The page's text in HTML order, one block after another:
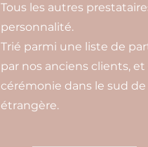
Tous les autres
personnalité.
Trié parmi une liste de
par nos anciens clients,
cérémonie dans le sud
étrangère.